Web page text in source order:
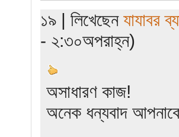
১৯ | লিখেছেন যাযাবর
- ২:৩০অপরাহ্ন)
অসাধারণ কাজ!
অনেক ধন্যবাদ